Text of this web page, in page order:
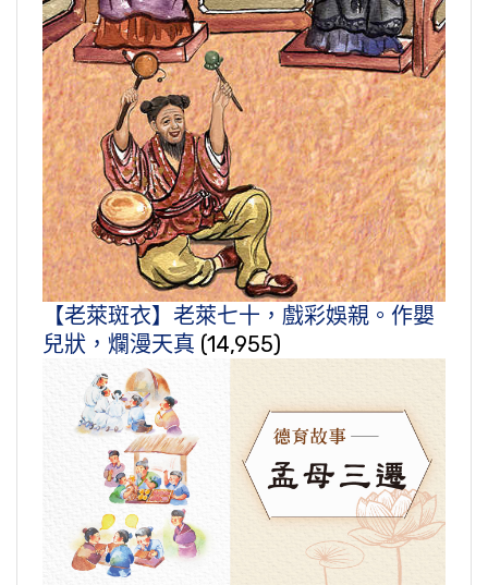
【老萊斑衣】老萊七十，戲彩娛親。作嬰
兒狀，爛漫天真 (14,955)